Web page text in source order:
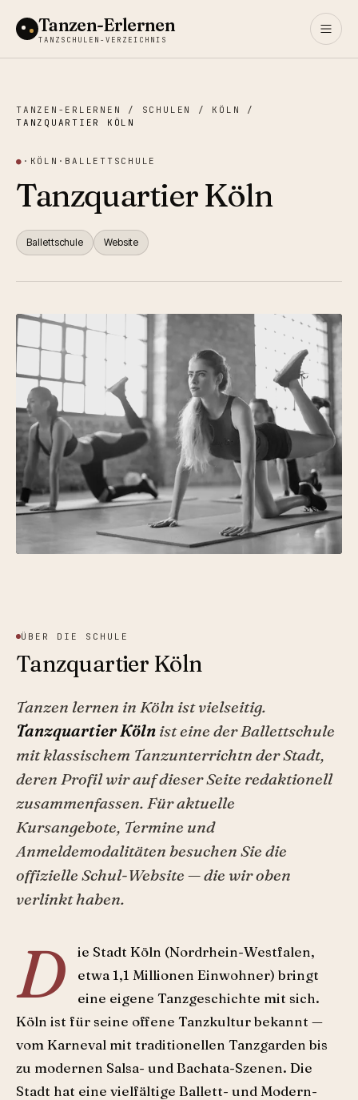
Tanzen-Erlernen
TANZSCHULEN-VERZEICHNIS
TANZEN-ERLERNEN / SCHULEN / KÖLN
/
TANZQUARTIER KÖLN
● · KÖLN · BALLETTSCHULE
Tanzquartier Köln
Ballettschule Website
ÜBER DIE SCHULE
Tanzquartier Köln
Tanzen lernen in Köln ist vielseitig.
Tanzquartier Köln ist eine der Ballettschule
mit klassischem Tanzunterrichtn der Stadt,
deren Profil wir auf dieser Seite redaktionell
zusammenfassen. Für aktuelle
Kursangebote, Termine und
Anmeldemodalitäten besuchen Sie die
offizielle Schul-Website — die wir oben
verlinkt haben.
D
ie Stadt Köln (Nordrhein-Westfalen,
etwa 1,1 Millionen Einwohner) bringt
eine eigene Tanzgeschichte mit sich.
Köln ist für seine offene Tanzkultur bekannt —
vom Karneval mit traditionellen Tanzgarden bis
zu modernen Salsa- und Bachata-Szenen. Die
Stadt hat eine vielfältige Ballett- und Modern-